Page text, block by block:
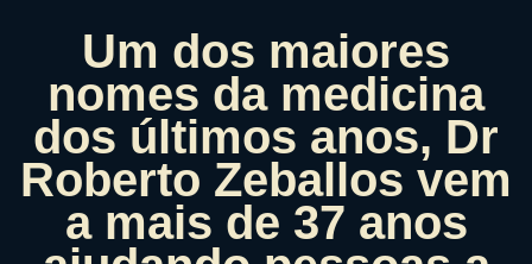
Um dos maiores
nomes da medicina
dos últimos anos, Dr
Roberto Zeballos vem
a mais de 37 anos